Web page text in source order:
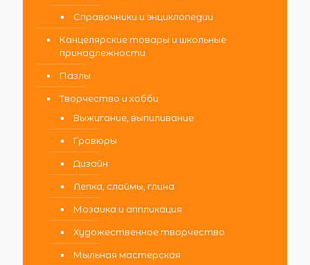
Справочники и энциклопедии
Канцелярские товары и школьные
принадлежности
Пазлы
Творчество и хобби
Выжигание, выпиливание
Гравюры
Дизайн
Лепка, слаймы, глина
Мозаика и аппликация
Художественное творчество
Мыльная мастерская